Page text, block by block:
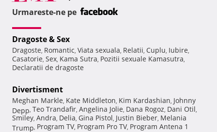
Urmareste-ne pe
Dragoste & Sex
Dragoste, Romantic, Viata sexuala, Relatii, Cuplu, Iubire,
Casatorie, Sex, Kama Sutra, Pozitii sexuale Kamasutra,
Declaratii de dragoste
Divertisment
Meghan Markle, Kate Middleton, Kim Kardashian, Johnny
Depp, Teo Trandafir, Angelina Jolie, Dana Rogoz, Dani Otil,
Smiley, Andra, Delia, Gina Pistol, Justin Bieber, Melania
Trump, Program TV, Program Pro TV, Program Antena 1